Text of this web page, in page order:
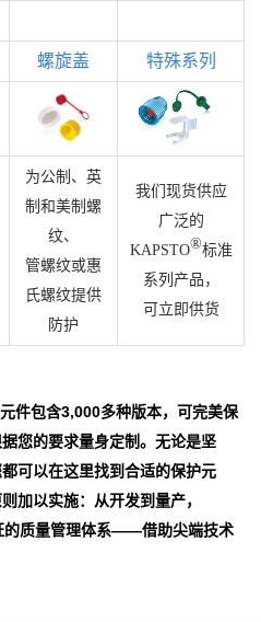
螺旋盖 特殊系列
为公制、英
制和美制螺
纹、
管螺纹或惠
氏螺纹提供
防护
我们现货供应
广泛的
KAPSTO®标准
系列产品，
可立即供货
件包含3,000多种版本，可完美保
您的要求量身定制。无论是坚
可以在这里找到合适的保护元
加以实施：从开发到量产，
质量管理体系——借助尖端技术